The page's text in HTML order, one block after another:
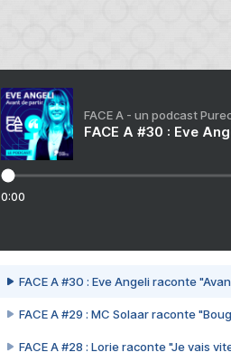
FACE A - un podcast
FACE A #30 : Eve
0:00
FACE A #30 : Eve Angeli raconte
FACE A #29 : MC Solaar raconte
FACE A #28 : Lorie raconte "Je vais